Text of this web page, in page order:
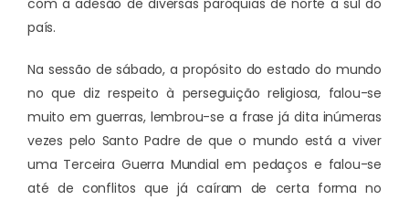
com a adesão de diversas paróquias de norte a sul do
país.
Na sessão de sábado, a propósito do estado do mundo
no que diz respeito à perseguição religiosa, falou-se
muito em guerras, lembrou-se a frase já dita inúmeras
vezes pelo Santo Padre de que o mundo está a viver
uma Terceira Guerra Mundial em pedaços e falou-se
até de conflitos que já caíram de certa forma no